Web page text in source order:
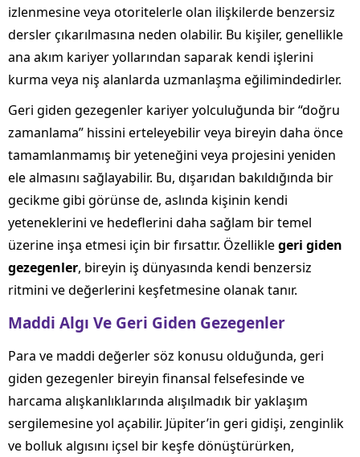
izlenmesine veya otoritelerle olan ilişkilerde benzersiz
dersler çıkarılmasına neden olabilir. Bu kişiler, genellikle
ana akım kariyer yollarından saparak kendi işlerini
kurma veya niş alanlarda uzmanlaşma eğilimindedirler.
Geri giden gezegenler kariyer yolculuğunda bir “doğru
zamanlama” hissini erteleyebilir veya bireyin daha önce
tamamlanmamış bir yeteneğini veya projesini yeniden
ele almasını sağlayabilir. Bu, dışarıdan bakıldığında bir
gecikme gibi görünse de, aslında kişinin kendi
yeteneklerini ve hedeflerini daha sağlam bir temel
üzerine inşa etmesi için bir fırsattır. Özelliklegeri giden
gezegenler, bireyin iş dünyasında kendi benzersiz
ritmini ve değerlerini keşfetmesine olanak tanır.
Maddi Algı Ve Geri Giden Gezegenler
Para ve maddi değerler söz konusu olduğunda, geri
giden gezegenler bireyin finansal felsefesinde ve
harcama alışkanlıklarında alışılmadık bir yaklaşım
sergilemesine yol açabilir. Jüpiter’in geri gidişi, zenginlik
ve bolluk algısını içsel bir keşfe dönüştürürken,